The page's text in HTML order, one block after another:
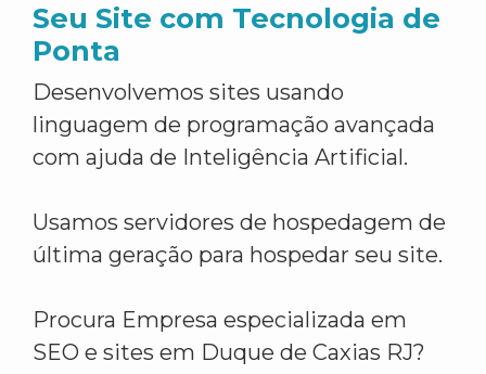
Seu Site com Tecnologia de
Ponta
Desenvolvemos sites usando
linguagem de programação avançada
com ajuda de Inteligência Artificial.
Usamos servidores de hospedagem de
última geração para hospedar seu site.
Procura Empresa especializada em
SEO e sites em Duque de Caxias RJ?